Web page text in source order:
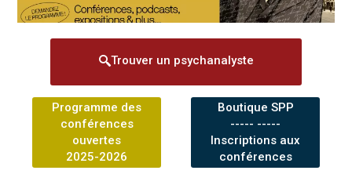
Trouver un psychanalyste
Programme des
conférences
ouvertes
2025-2026
Boutique SPP
----- -----
Inscriptions aux
conférences